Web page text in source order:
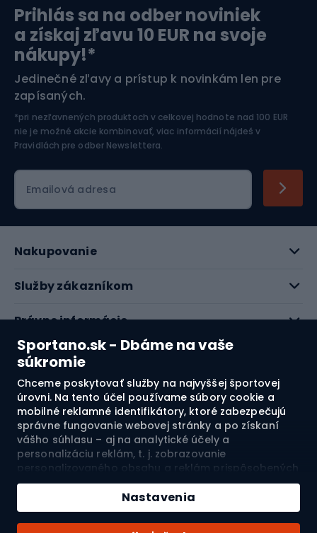
Sportano.sk - Dbáme na vaše
súkromie
Chceme poskytovať služby na najvyššej športovej
úrovni. Na tento účel používame súbory cookie a
mobilné reklamné identifikátory, ktoré zabezpečujú
správne fungovanie webovej stránky a po získaní
vášho súhlasu – aj na analytické účely a
personalizáciu reklám, t. j. zobrazovanie
personalizovaného obsahu a reklám prispôsobených
vašim záujmom a meranie ich účinnosti. Súbory
cookie a mobilné reklamné identifikátory môžu byť
použité ako na personalizované, tak aj na
nepersonalizované reklamné aktivity – v závislosti od
Nastavenia
Množstvo
Pridať do košíka
Orientačný beh
Lyžovanie
Športová elektronika
Jazdectvo
Prihlás sa na odber noviniek
a získaj zľavu 10 EUR na svoje
nákupy!*
Jedinečné zľavy a prístup k novinkám len pre
zapísaných.
*pri nezľavnených produktoch v celkovej hodnote nad 100 EUR
nie je možné akcie kombinovať, viac informácií nájdeš v
Pravidlách pre odber Newslettera.
Emailová adresa
Nakupovanie
Služby zákazníkom
Právne informácie
O nás
Pozrite si naše recenzie
4.7
© 2026 Sportano